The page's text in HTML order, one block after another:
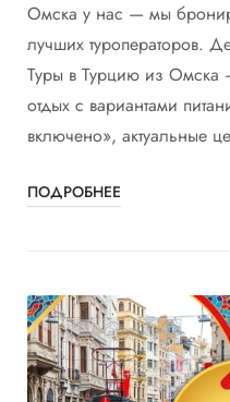
Омска у нас — мы
лучших туроператоров.
Туры в Турцию из Омска
отдых с вариантами
включено», актуальные
ПОДРОБНЕЕ